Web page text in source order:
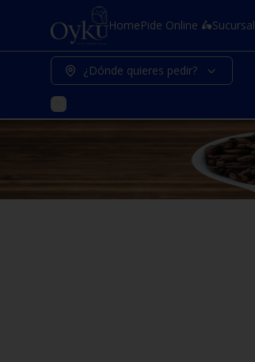
HomePide Online 🛵Sucursal
¿Dónde quieres pedir?